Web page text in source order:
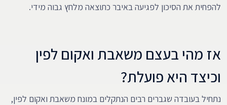
להפחית את הסיכון לפגיעה באיבר כתוצאה מלחץ גבוה מידי.
אז מהי בעצם משאבת ואקום לפין
וכיצד היא פועלת?
נתחיל בעובדה שגברים רבים הנתקלים במונח משאבת ואקום לפין,